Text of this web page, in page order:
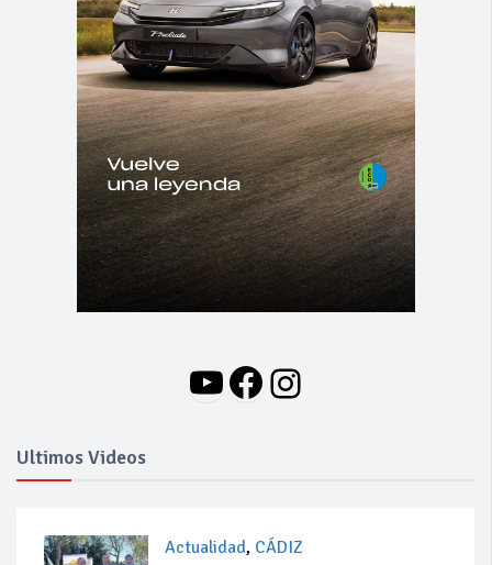
YouTube
Facebook
Instagram
Ultimos Videos
Actualidad, CÁDIZ